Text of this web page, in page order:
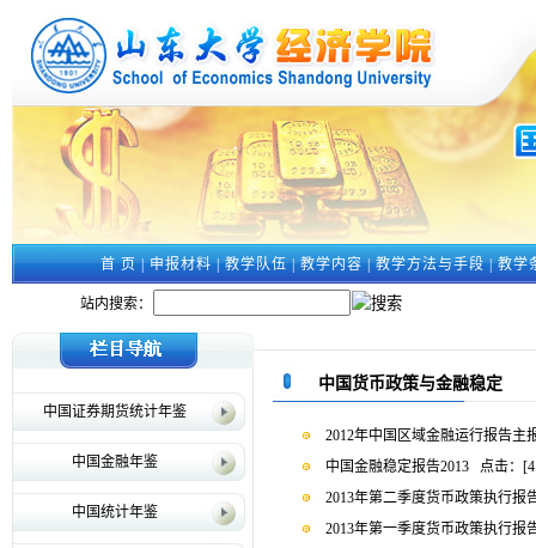
首 页|申报材料|教学队伍|教学内容|教学方法与手段|教学
站内搜索：
中国证券期货统计年鉴
中国金融年鉴
中国统计年鉴
中国货币政策与金融稳定
2012年中国区域金融运行报告主
中国金融稳定报告2013点击：[
2013年第二季度货币政策执行报
2013年第一季度货币政策执行报